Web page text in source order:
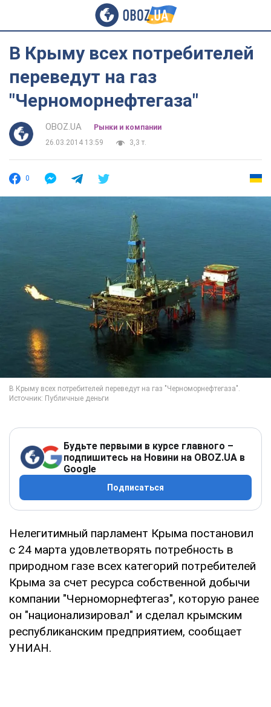
В Крыму всех потребителей
переведут на газ
"Черноморнефтегаза"
OBOZ.UA
Рынки и компании
26.03.2014 13:59
3,3 т.
0
Будьте первыми в курсе главного –
подпишитесь на Новини на OBOZ.UA в
Google
Подписаться
Нелегитимный парламент Крыма постановил
с 24 марта удовлетворять потребность в
природном газе всех категорий потребителей
Крыма за счет ресурса собственной добычи
компании "Черноморнефтегаз", которую ранее
он "национализировал" и сделал крымским
республиканским предприятием, сообщает
УНИАН.